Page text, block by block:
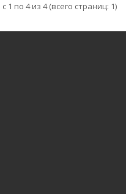
1 по 4 из 4 (всего страниц: 1)